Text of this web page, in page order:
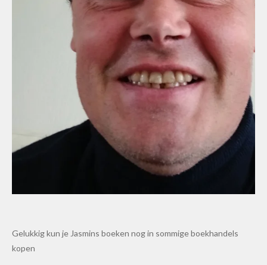
Gelukkig kun je Jasmins boeken nog in sommige boekhandels
kopen